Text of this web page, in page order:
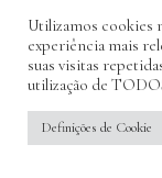
Utilizamos cookies
experiência mais
suas visitas
utilização de
Definições de Cookie